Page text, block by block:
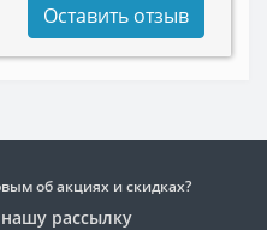
Оставить отзыв
об акциях и скидках?
рассылку